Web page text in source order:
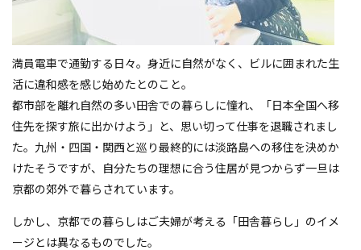
満員電車で通勤する日々。身近に自然がなく、ビルに囲まれた生
活に違和感を感じ始めたとのこと。
都市部を離れ自然の多い田舎での暮らしに憧れ、「日本全国へ移
住先を探す旅に出かけよう」と、思い切って仕事を退職されまし
た。九州・四国・関西と巡り最終的には淡路島への移住を決めか
けたそうですが、自分たちの理想に合う住居が見つからず一旦は
京都の郊外で暮らされています。
しかし、京都での暮らしはご夫婦が考える「田舎暮らし」のイメ
ージとは異なるものでした。